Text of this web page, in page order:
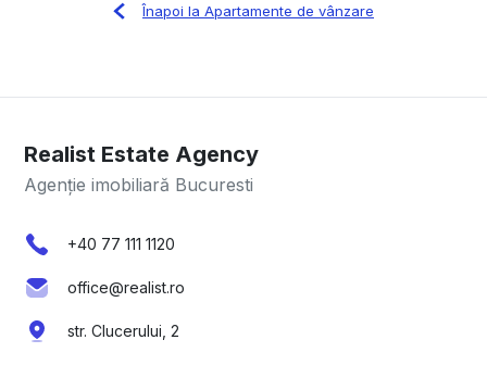
Înapoi la Apartamente de vânzare
Realist Estate Agency
Agenție imobiliară Bucuresti
+40 77 111 1120
office@realist.ro
str. Clucerului, 2